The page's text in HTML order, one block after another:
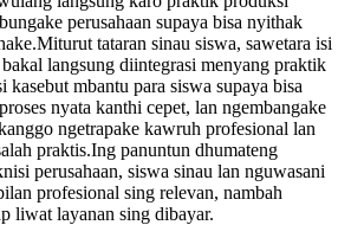
perusahaan supaya bisa nyithak
tataran sinau siswa, sawetara isi
langsung diintegrasi menyang praktik
mbantu para siswa supaya bisa
nyata kanthi cepet, lan ngembangake
ngetrapake kawruh profesional lan
praktis.Ing panuntun dhumateng
perusahaan, siswa sinau lan nguwasani
profesional sing relevan, nambah
liwat layanan sing dibayar.